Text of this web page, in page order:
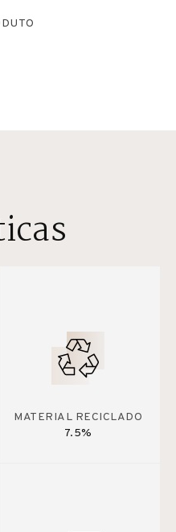
MATERIAL RECICLADO
7.5%